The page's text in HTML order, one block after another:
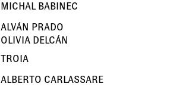
MICHAL BABINEC
ALVÁN PRADO
OLIVIA DELCÁN
TROIA
ALBERTO CARLASSARE